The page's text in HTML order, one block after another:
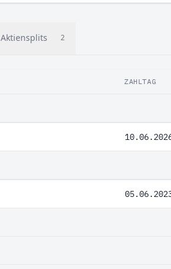
Aktiensplits 2
ZAHLTAG